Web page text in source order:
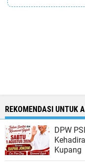
REKOMENDASI UNTUK
DPW
Kupang